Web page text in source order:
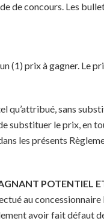
de concours. Les
(1) prix à gagner. Le
qu’attribué, sans
substituer le prix, en
les présents
POTENTIEL
au
avoir fait défaut